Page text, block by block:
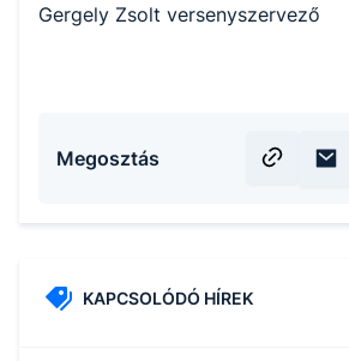
Gergely Zsolt versenyszervező
Megosztás
KAPCSOLÓDÓ HÍREK